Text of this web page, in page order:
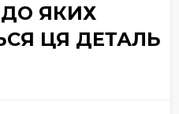
ДО ЯКИХ
ЦЯ ДЕТАЛЬ